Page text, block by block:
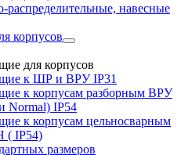
навесные
корпусов
для корпусов
к ШР и ВРУ IP31
к корпусам разборным ВРУ
Normal) IP54
к корпусам цельносварным
IP54)
размеров